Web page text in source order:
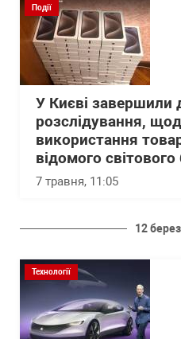
Події
У Києві завершили
розслідування,
використання
відомого
7 травня, 11:05
12
Технології